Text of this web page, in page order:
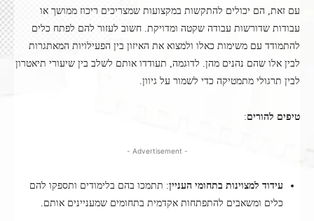
עם זאת, הם יכולים להתקשות במקצועות שמצריכים ריכוז ממושך או
עבודות שדורשות עבודה שקטה ומדויקת. חשוב לעזור להם לפתח כלים
להתמודד עם משימות כאלו ולמצוא את האיזון בין הפעילויות המאתגרות
לבין אלו שהם נהנים מהן. לדוגמה, תעודדו אותם לשלב בין שיעורי תיאטרון
לבין תרגולי מתמטיקה כדי לשמור על גיוון.
טיפים להורים:
- Advertisement -
עידוד למצוינות בתחומי העניין: תתמכו בהם בלימודים ותספקו להם
כלים ומשאבים להתפתחות אקדמית בתחומים שמעניינים אותם.